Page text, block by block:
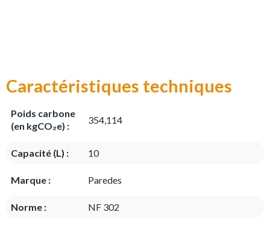
Caractéristiques techniques
Poids carbone
(en kgCO₂e) :
354,114
Capacité (L) : 10
Marque : Paredes
Norme : NF 302